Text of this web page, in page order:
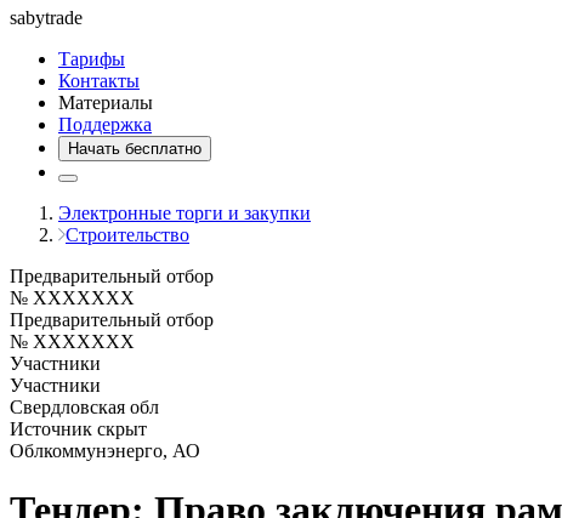
sabytrade
Тарифы
Контакты
Материалы
Поддержка
Начать бесплатно
Электронные торги и закупки
Строительство
Предварительный отбор
№ XXXXXXX
Предварительный отбор
№ XXXXXXX
Участники
Участники
Свердловская обл
Источник скрыт
Облкоммунэнерго, АО